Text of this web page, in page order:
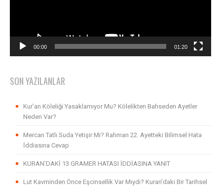
00:00 01:20
SON YAZILANLAR
Kur’an Köleliği Yasaklamıyor Mu? Kölelikten Bahseden Ayetler
Neden Var?
Mercan Tatlı Suda Yetişir Mi? Rahman 22. Ayetteki Bilimsel Hata
İddiasına Cevap
KURAN’DAKİ 13 GRAMER HATASI İDDİASINA YANIT
Lut Kavminden Önce Eşcinsellik Var Mıydı? Kuran’daki Bir Tarihsel